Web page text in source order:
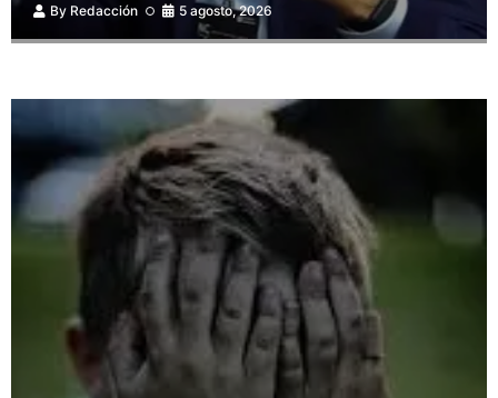
By Redacción 5 agosto, 2026